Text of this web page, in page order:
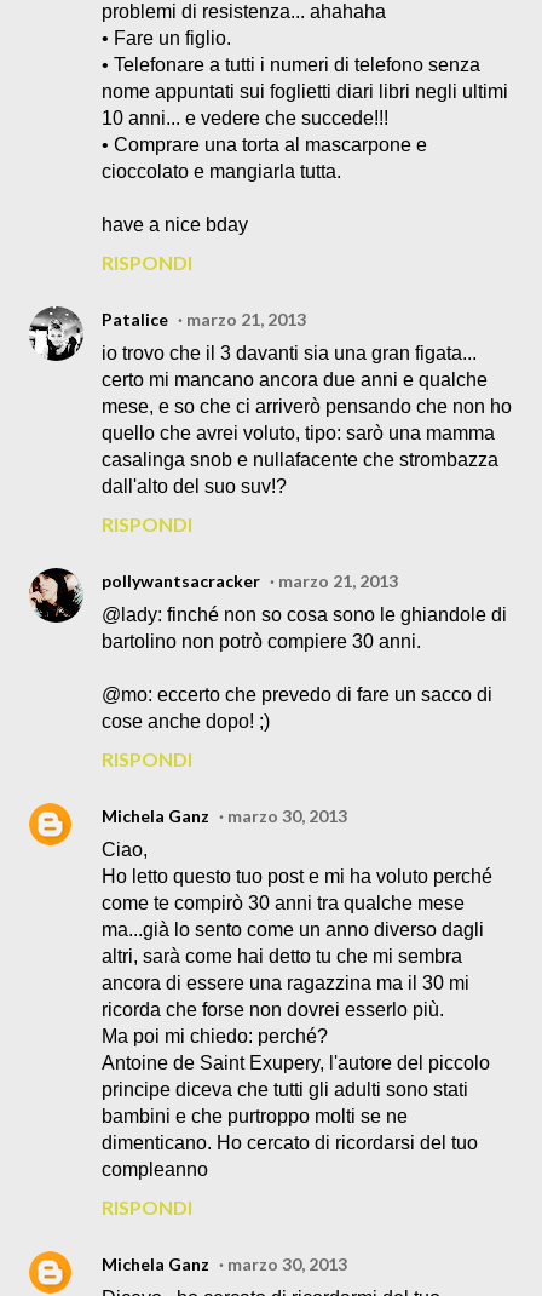
problemi di resistenza... ahahaha
• Fare un figlio.
• Telefonare a tutti i numeri di telefono senza
nome appuntati sui foglietti diari libri negli ultimi
10 anni... e vedere che succede!!!
• Comprare una torta al mascarpone e
cioccolato e mangiarla tutta.
have a nice bday
RISPONDI
Patalice
marzo 21, 2013
io trovo che il 3 davanti sia una gran figata...
certo mi mancano ancora due anni e qualche
mese, e so che ci arriverò pensando che non ho
quello che avrei voluto, tipo: sarò una mamma
casalinga snob e nullafacente che strombazza
dall'alto del suo suv!?
RISPONDI
pollywantsacracker
marzo 21, 2013
@lady: finché non so cosa sono le ghiandole di
bartolino non potrò compiere 30 anni.
@mo: eccerto che prevedo di fare un sacco di
cose anche dopo! ;)
RISPONDI
Michela Ganz
marzo 30, 2013
Ciao,
Ho letto questo tuo post e mi ha voluto perché
come te compirò 30 anni tra qualche mese
ma...già lo sento come un anno diverso dagli
altri, sarà come hai detto tu che mi sembra
ancora di essere una ragazzina ma il 30 mi
ricorda che forse non dovrei esserlo più.
Ma poi mi chiedo: perché?
Antoine de Saint Exupery, l'autore del piccolo
principe diceva che tutti gli adulti sono stati
bambini e che purtroppo molti se ne
dimenticano. Ho cercato di ricordarsi del tuo
compleanno
RISPONDI
Michela Ganz
marzo 30, 2013